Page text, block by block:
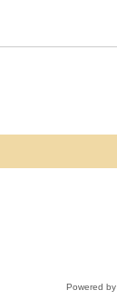
Powered by